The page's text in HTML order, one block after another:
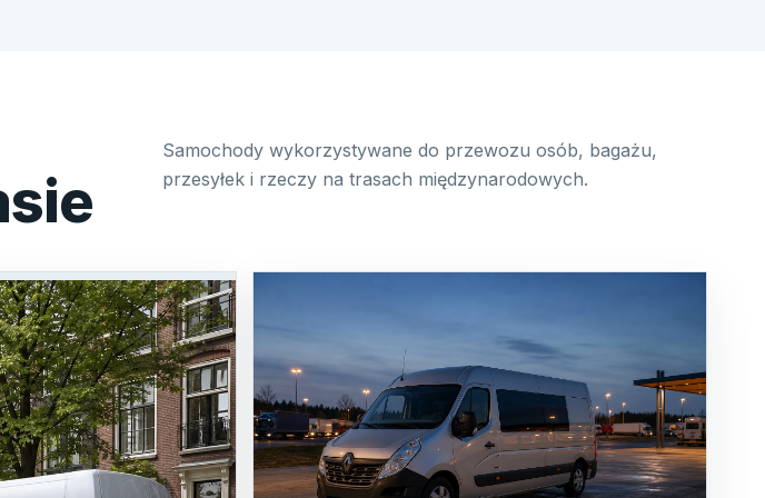
Samochody wykorzystywane do przewozu osób, bagażu,
przesyłek i rzeczy na trasach międzynarodowych.